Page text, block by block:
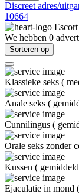
Discreet adres/
10664
We hebben 0
Sorteren op
Klassieke seks (
Anale seks (
Cunnilingus (
Orale seks zonder
Kussen (
Ejaculatie in mond (